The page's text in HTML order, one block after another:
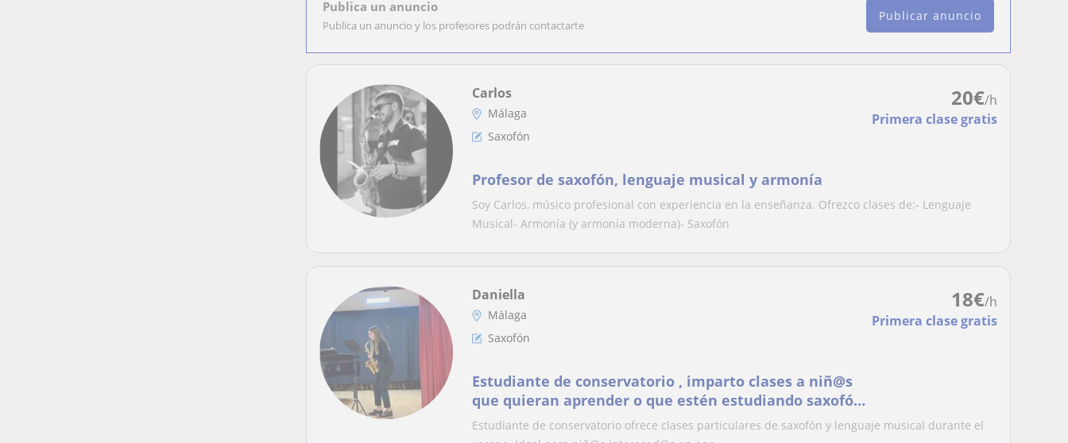
Publica un anuncio
Publica un anuncio y los profesores podrán contactarte
Publicar anuncio
20€/h
Primera clase gratis
Carlos
Málaga
Saxofón
Profesor de saxofón, lenguaje musical y armonía
Soy Carlos, músico profesional con experiencia en la enseñanza. Ofrezco clases de:- Lenguaje
Musical- Armonía (y armonía moderna)- Saxofón
18€/h
Primera clase gratis
Daniella
Málaga
Saxofón
Estudiante de conservatorio , imparto clases a niñ@s
que quieran aprender o que estén estudiando saxofón
o lenguaje musical
Estudiante de conservatorio ofrece clases particulares de saxofón y lenguaje musical durante el